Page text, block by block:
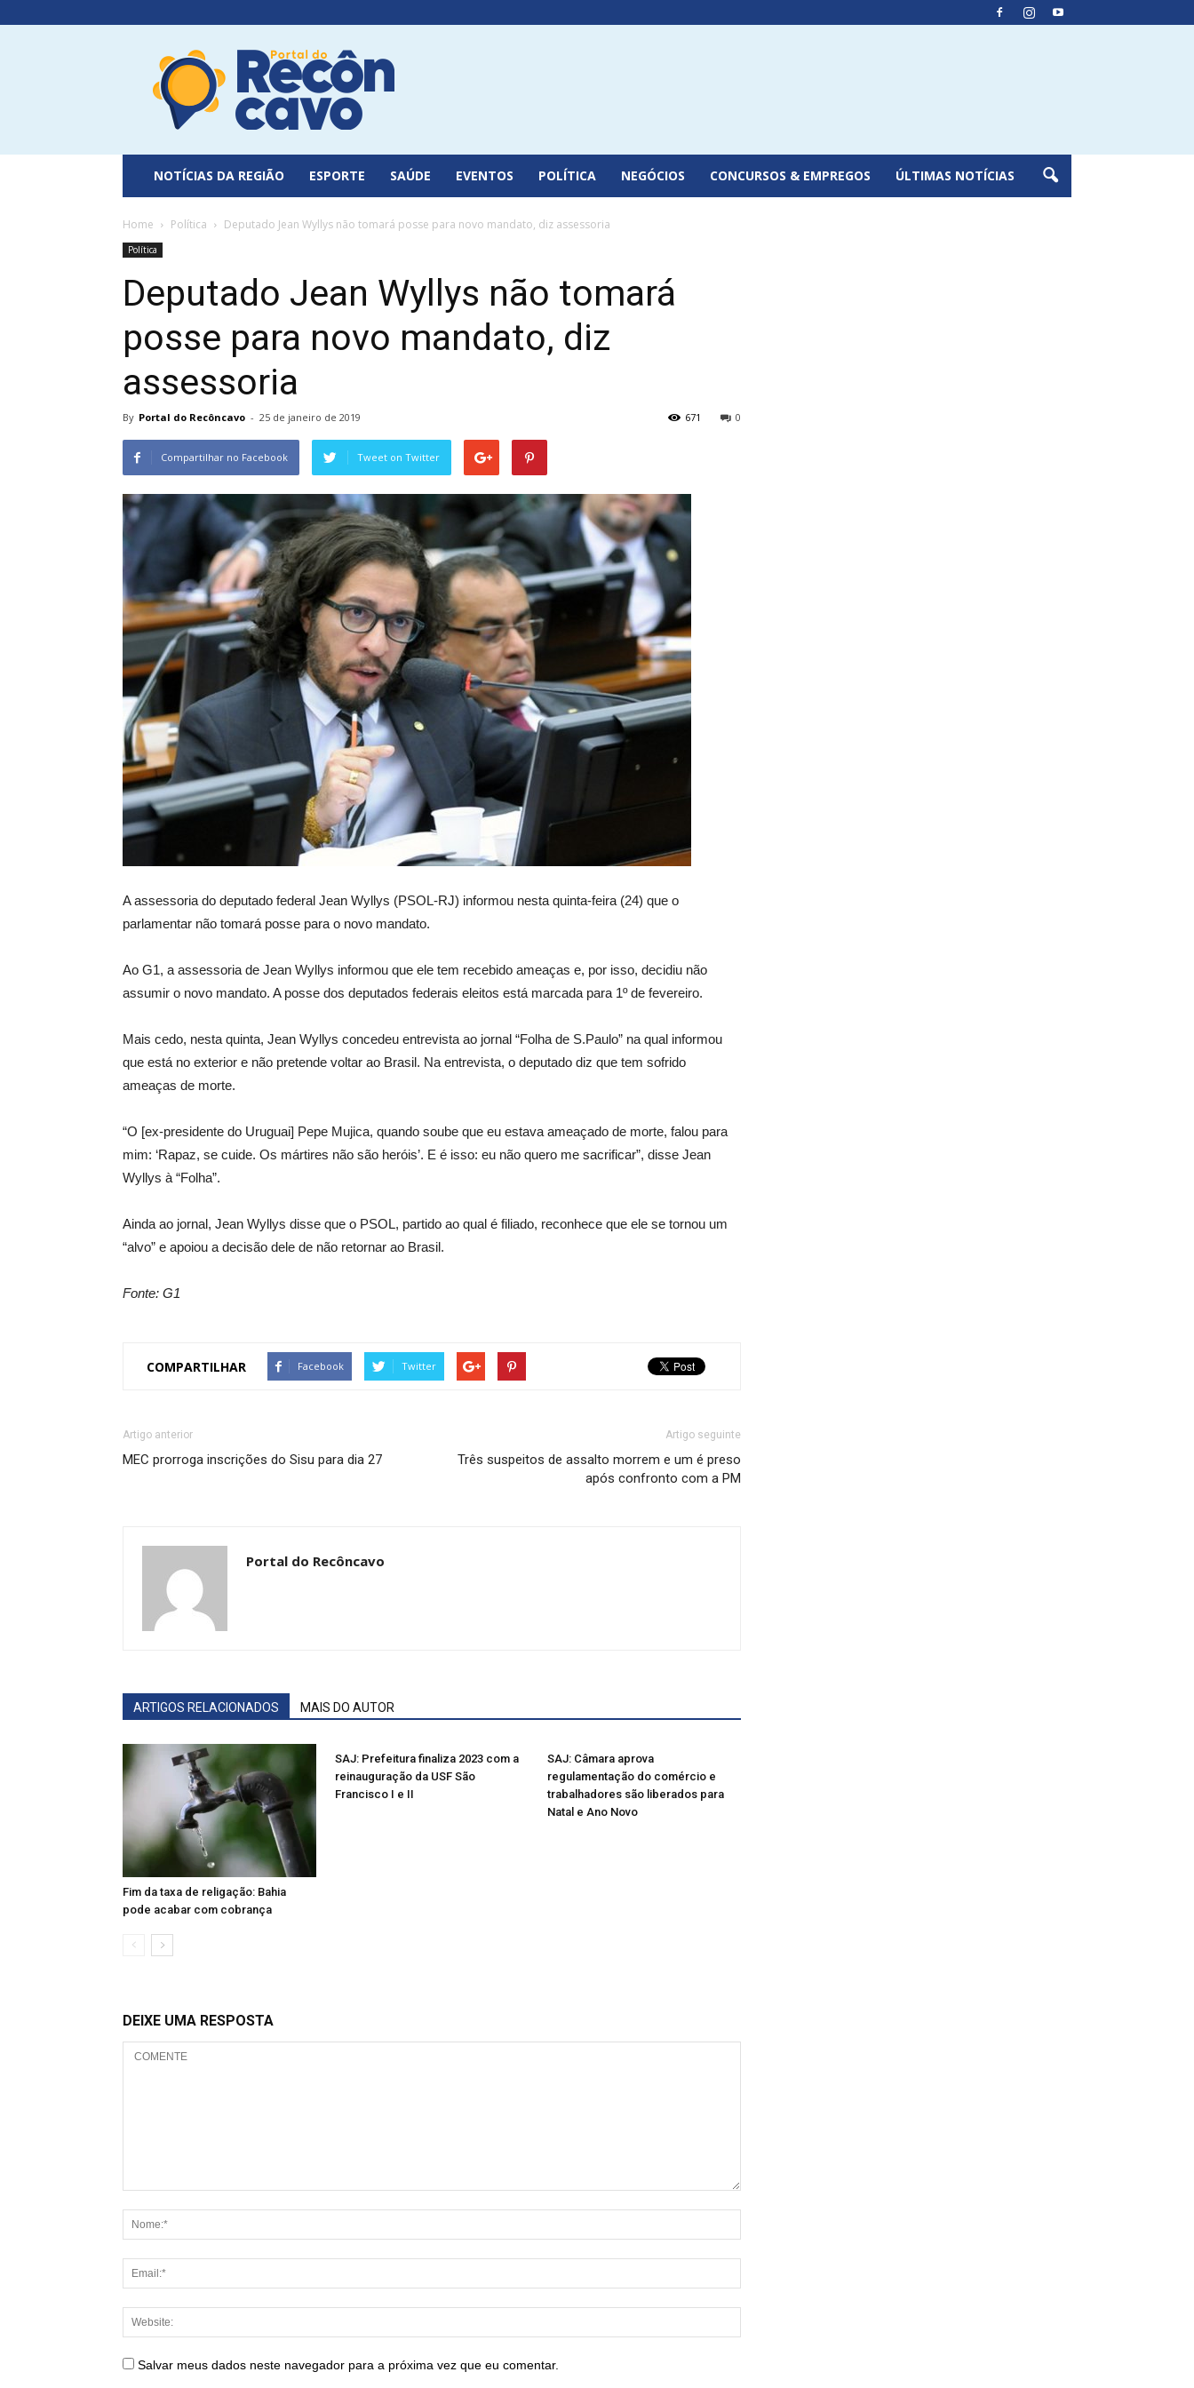
Portal
do
Recôncavo
NOTÍCIAS DA REGIÃO ESPORTE SAÚDE EVENTOS POLÍTICA NEGÓCIOS CONCURSOS & EMPREGOS ÚLTIMAS NOTÍCIAS
Home Política Deputado Jean Wyllys não tomará posse para novo mandato, diz assessoria
Política
Deputado Jean Wyllys não tomará
posse para novo mandato, diz
assessoria
By Portal do Recôncavo - 25 de janeiro de 2019 0
671
Compartilhar no Facebook Tweet on Twitter
A assessoria do deputado federal Jean Wyllys (PSOL-RJ) informou nesta quinta-feira (24) que o
parlamentar não tomará posse para o novo mandato.
Ao G1, a assessoria de Jean Wyllys informou que ele tem recebido ameaças e, por isso, decidiu não
assumir o novo mandato. A posse dos deputados federais eleitos está marcada para 1º de fevereiro.
Mais cedo, nesta quinta, Jean Wyllys concedeu entrevista ao jornal “Folha de S.Paulo” na qual informou
que está no exterior e não pretende voltar ao Brasil. Na entrevista, o deputado diz que tem sofrido
ameaças de morte.
“O [ex-presidente do Uruguai] Pepe Mujica, quando soube que eu estava ameaçado de morte, falou para
mim: ‘Rapaz, se cuide. Os mártires não são heróis’. E é isso: eu não quero me sacrificar”, disse Jean
Wyllys à “Folha”.
Ainda ao jornal, Jean Wyllys disse que o PSOL, partido ao qual é filiado, reconhece que ele se tornou um
“alvo” e apoiou a decisão dele de não retornar ao Brasil.
Fonte: G1
COMPARTILHAR Facebook Twitter
Artigo anterior
MEC prorroga inscrições do Sisu para dia 27
Artigo seguinte
Três suspeitos de assalto morrem e um é preso
após confronto com a PM
Portal do Recôncavo
ARTIGOS RELACIONADOS MAIS DO AUTOR
Fim da taxa de religação: Bahia
pode acabar com cobrança
SAJ: Prefeitura finaliza 2023 com a
reinauguração da USF São
Francisco I e II
SAJ: Câmara aprova
regulamentação do comércio e
trabalhadores são liberados para
Natal e Ano Novo
DEIXE UMA RESPOSTA
Salvar meus dados neste navegador para a próxima vez que eu comentar.